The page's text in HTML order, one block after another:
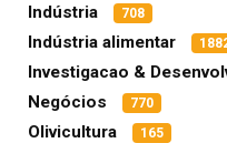
Indústria 708
Indústria alimentar
Investigacao &
Negócios 770
Olivicultura 165